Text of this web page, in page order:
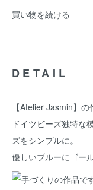
買い物を続ける
DETAIL
【Atelier Jasmin】の
ドイツビーズ独特な
ズをシンプルに。
優しいブルーにゴー